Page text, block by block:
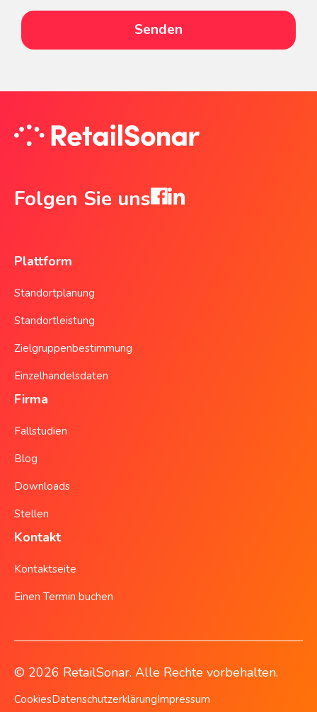
Folgen Sie uns
Plattform
Standortplanung
Standortleistung
Zielgruppenbestimmung
Einzelhandelsdaten
Firma
Fallstudien
Blog
Downloads
Stellen
Kontakt
Kontaktseite
Einen Termin buchen
© 2026 RetailSonar. Alle Rechte vorbehalten.
CookiesDatenschutzerklärungImpressum